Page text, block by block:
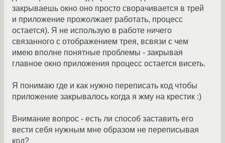
закрываешь окно оно просто сворачивается в трей
и приложение прожолжает работать, процесс
остается). Я не использую в работе ничего
связанного с отображением трея, всвязи с чем
имею вполне понятные проблемы - закрывая
главное окно приложения процесс остается висеть.
Я понимаю где и как нужно переписать код чтобы
приложение закрывалось когда я жму на крестик :)
Внимание вопрос - есть ли способ заставить его
вести себя нужным мне образом не переписывая
код?